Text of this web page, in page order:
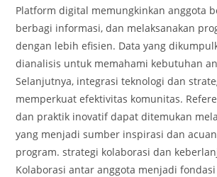
Platform digital memungkinkan anggota
berbagi informasi, dan melaksanakan
dengan lebih efisien. Data yang
dianalisis untuk memahami kebutuhan
Selanjutnya, integrasi teknologi dan
memperkuat efektivitas komunitas.
dan praktik inovatif dapat ditemukan
yang menjadi sumber inspirasi dan
program. strategi kolaborasi dan
Kolaborasi antar anggota menjadi